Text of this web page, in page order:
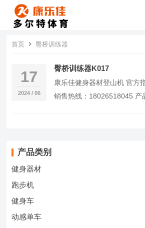
首页 臀桥训练器
17
2024 / 06
臀桥训练器K017
康乐佳健身器材登山机 官方
销售热线：18026518045 产
产品类别
健身器材
跑步机
健身车
动感单车